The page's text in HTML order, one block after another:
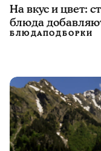
На вкус и цвет:
блюда
БЛЮДАПОДБОРКИ